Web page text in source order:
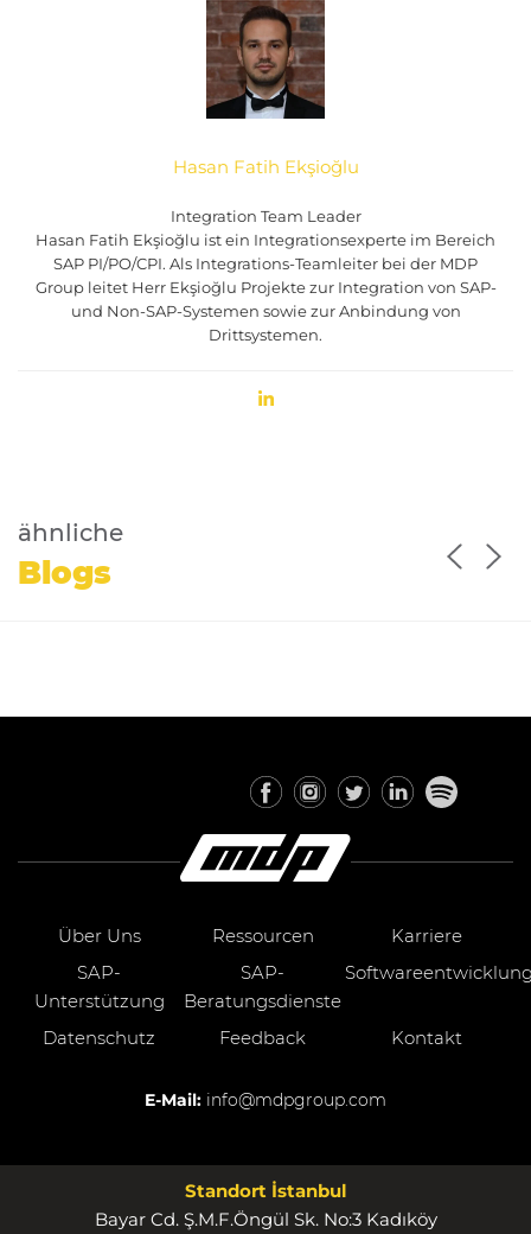
Hasan Fatih Ekşioğlu
Integration Team Leader
Hasan Fatih Ekşioğlu ist ein Integrationsexperte im Bereich
SAP PI/PO/CPI. Als Integrations-Teamleiter bei der MDP
Group leitet Herr Ekşioğlu Projekte zur Integration von SAP-
und Non-SAP-Systemen sowie zur Anbindung von
Drittsystemen.
ähnliche
Blogs
Über Uns Ressourcen
Karriere
SAP-
Unterstützung
SAP-
Beratungsdienste
Datenschutz Feedback Kontakt
E-Mail: info@mdpgroup.com
Standort İstanbul
Bayar Cd. Ş.M.F.Öngül Sk. No:3 Kadıköy